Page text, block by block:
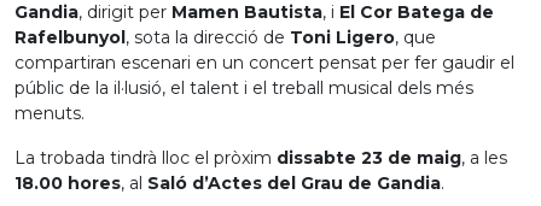
Gandia, dirigit per Mamen Bautista, i El Cor Batega de
Rafelbunyol, sota la direcció de Toni Ligero, que
compartiran escenari en un concert pensat per fer gaudir el
públic de la il·lusió, el talent i el treball musical dels més
menuts.
La trobada tindrà lloc el pròxim dissabte 23 de maig, a les
18.00 hores, al Saló d’Actes del Grau de Gandia.